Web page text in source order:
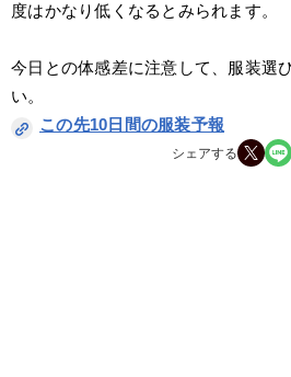
度はかなり低くなるとみられます。
今日との体感差に注意して、服装選
い。
この先10日間の服装予報
シェアする